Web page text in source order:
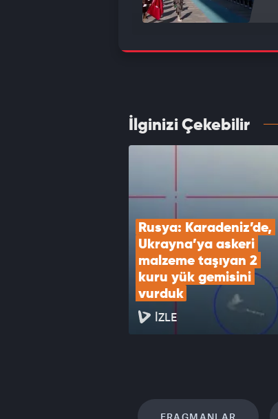
İlginizi Çekebilir
Rusya: Karadeniz’de,
Ukrayna’ya askeri
malzeme taşıyan 2
kuru yük gemisini
vurduk
İZLE